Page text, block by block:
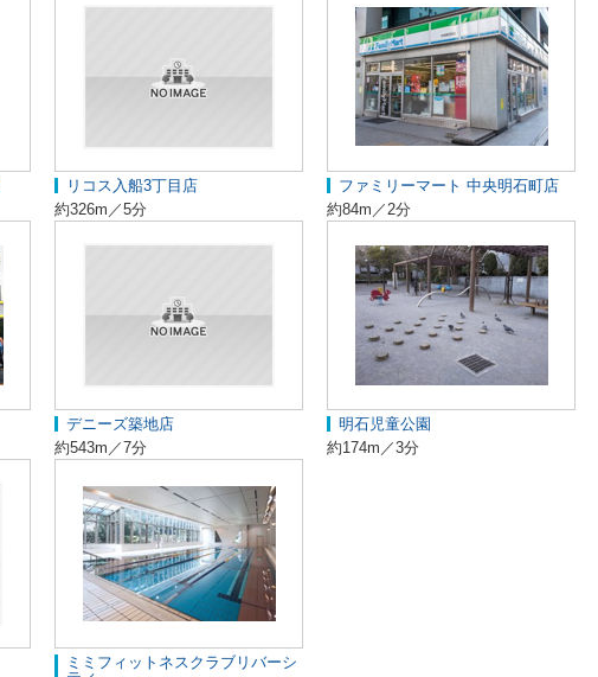
リコス入船3丁目店
約326m／5分
ファミリーマート 中央明石町店
約84m／2分
デニーズ築地店
約543m／7分
明石児童公園
約174m／3分
ミミフィットネスクラブリバーシ